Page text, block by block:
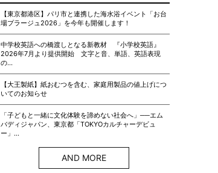
【東京都港区】パリ市と連携した海水浴イベント「お台
場プラージュ2026」を今年も開催します！
中学校英語への橋渡しとなる新教材 『小学校英語』
2026年7月より提供開始 文字と音、単語、英語表現
の…
【大王製紙】紙おむつを含む、家庭用製品の値上げにつ
いてのお知らせ
「子どもと一緒に文化体験を諦めない社会へ」──エム
バディジャパン、東京都「TOKYOカルチャーデビュ
ー」…
AND MORE